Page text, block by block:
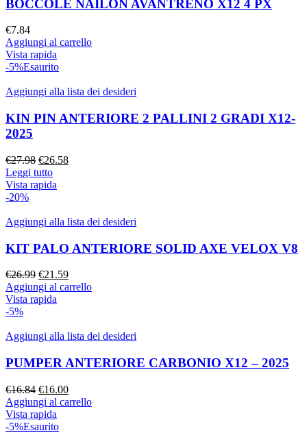
BOCCOLE NAILON AVANTRENO X12 4 PX
€7.84
Aggiungi al carrello
Vista rapida
-5%Esaurito
Aggiungi alla lista dei desideri
KIN PIN ANTERIORE 2 PALLINI 2 GRADI X12-
2025
€27.98 €26.58
Leggi tutto
Vista rapida
-20%
Aggiungi alla lista dei desideri
KIT PALO ANTERIORE SOLID AXE VELOX V8
€26.99 €21.59
Aggiungi al carrello
Vista rapida
-5%
Aggiungi alla lista dei desideri
PUMPER ANTERIORE CARBONIO X12 – 2025
€16.84 €16.00
Aggiungi al carrello
Vista rapida
-5%Esaurito